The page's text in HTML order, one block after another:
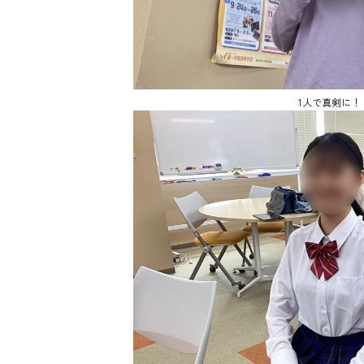
1人で真剣に！